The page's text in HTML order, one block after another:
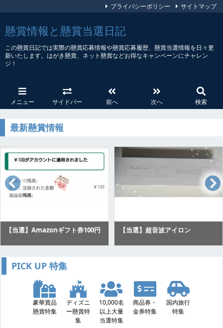
懸賞情報と懸賞当選日記
この懸賞日記では実際の懸賞応募情報や懸賞応募履歴、懸賞当選情報を日々更
新いたします。はがき懸賞、ネット懸賞などお得なキャンペーンにチャレン
ジ！
メニュー サイドバー 前へ 次へ 検索
プライバシーポリシー サイトマップ
最新懸賞情報
【当選】Amazonギフト券100円 【当選】超音波アイロン
PICK UP 特集
豪華賞品
懸賞特集
ディズニ
ー懸賞特
集
10,000名
以上大量
当選特集
商品券・
金券特集
国内旅行
特集